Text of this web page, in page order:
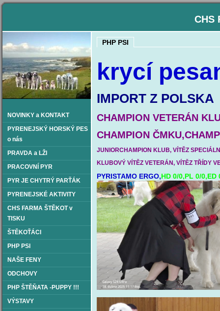
CHS
NOVINKY a KONTAKT
PYRENEJSKÝ HORSKÝ PES
o nás
PRAVDA a LŽI
PRACOVNÍ PYR
PYR JE CHYTRÝ PARŤÁK
PYRENEJSKÉ AKTIVITY
CHS FARMA ŠTĚKOT v
TISKU
ŠTĚKOŤÁCI
PHP PSI
NAŠE FENY
ODCHOVY
PHP ŠTĚŇATA -PUPPY !!!
VÝSTAVY
PHP PSI
krycí
IMPORT
CHAMPION VETERÁN
CHAMPION
JUNIORCHAMPION KLUB, VÍTĚZ
KLUBOVÝ VÍTĚZ VETERÁN, VÍTĚZ TŘÍDY
PYRISTAMO ERGO,HD 0/0,PL 0/